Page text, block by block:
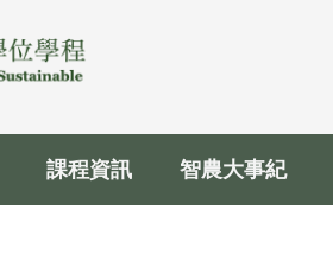
課程資訊 智農大事紀